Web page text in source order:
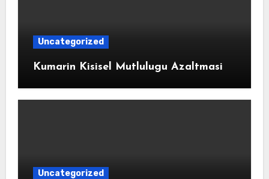
Uncategorized
Kumarin Kisisel Mutlulugu Azaltmasi
Uncategorized